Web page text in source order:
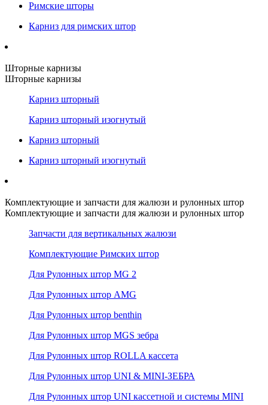
Римские шторы
Карниз для римских штор
Шторные карнизы
Шторные карнизы
Карниз шторный
Карниз шторный изогнутый
Карниз шторный
Карниз шторный изогнутый
Комплектующие и запчасти для жалюзи и рулонных штор
Комплектующие и запчасти для жалюзи и рулонных штор
Запчасти для вертикальных жалюзи
Комплектующие Римских штор
Для Рулонных штор MG 2
Для Рулонных штор AMG
Для Рулонных штор benthin
Для Рулонных штор MGS зебра
Для Рулонных штор ROLLA кассета
Для Рулонных штор UNI & MINI-ЗЕБРА
Для Рулонных штор UNI кассетной и системы MINI